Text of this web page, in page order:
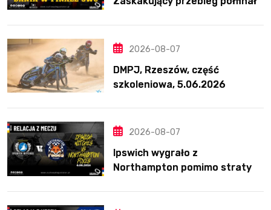
2026-08-07
DMPJ, Rzeszów, część
szkoleniowa, 5.06.2026
2026-08-07
Ipswich wygrało z
Northampton pomimo straty